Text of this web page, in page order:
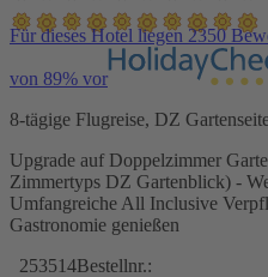
Für dieses Hotel liegen 2350
von 89% vor
8-tägige Flugreise, DZ
Upgrade auf Doppelzimmer
Zimmertyps DZ Gartenblick) -
Umfangreiche All Inclusive
Gastronomie genießen
253514Bestellnr.: